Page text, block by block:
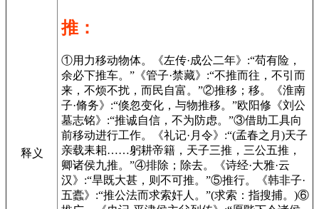
释义
推：
①用力移动物体。《左传·成公二年》:“苟有险，
余必下推车。”《管子·禁藏》:“不推而往，不引而
来，不烦不扰，而民自富。”②推移；移。《淮南
子·脩务》:“倏忽变化，与物推移。”欧阳修《刘公
墓志铭》:“推诚自信，不为防虑。”③借助工具向
前移动进行工作。《礼记·月令》:“(孟春之月)天子
亲载耒耜……躬耕帝籍，天子三推，三公五推，
卿诸侯九推。”④排除；除去。《诗经·大雅·云
汉》:“旱既大甚，则不可推。”⑤推行。《韩非子·
五蠹》:“推公法而求索奸人。”(求索：指搜捕。)⑥